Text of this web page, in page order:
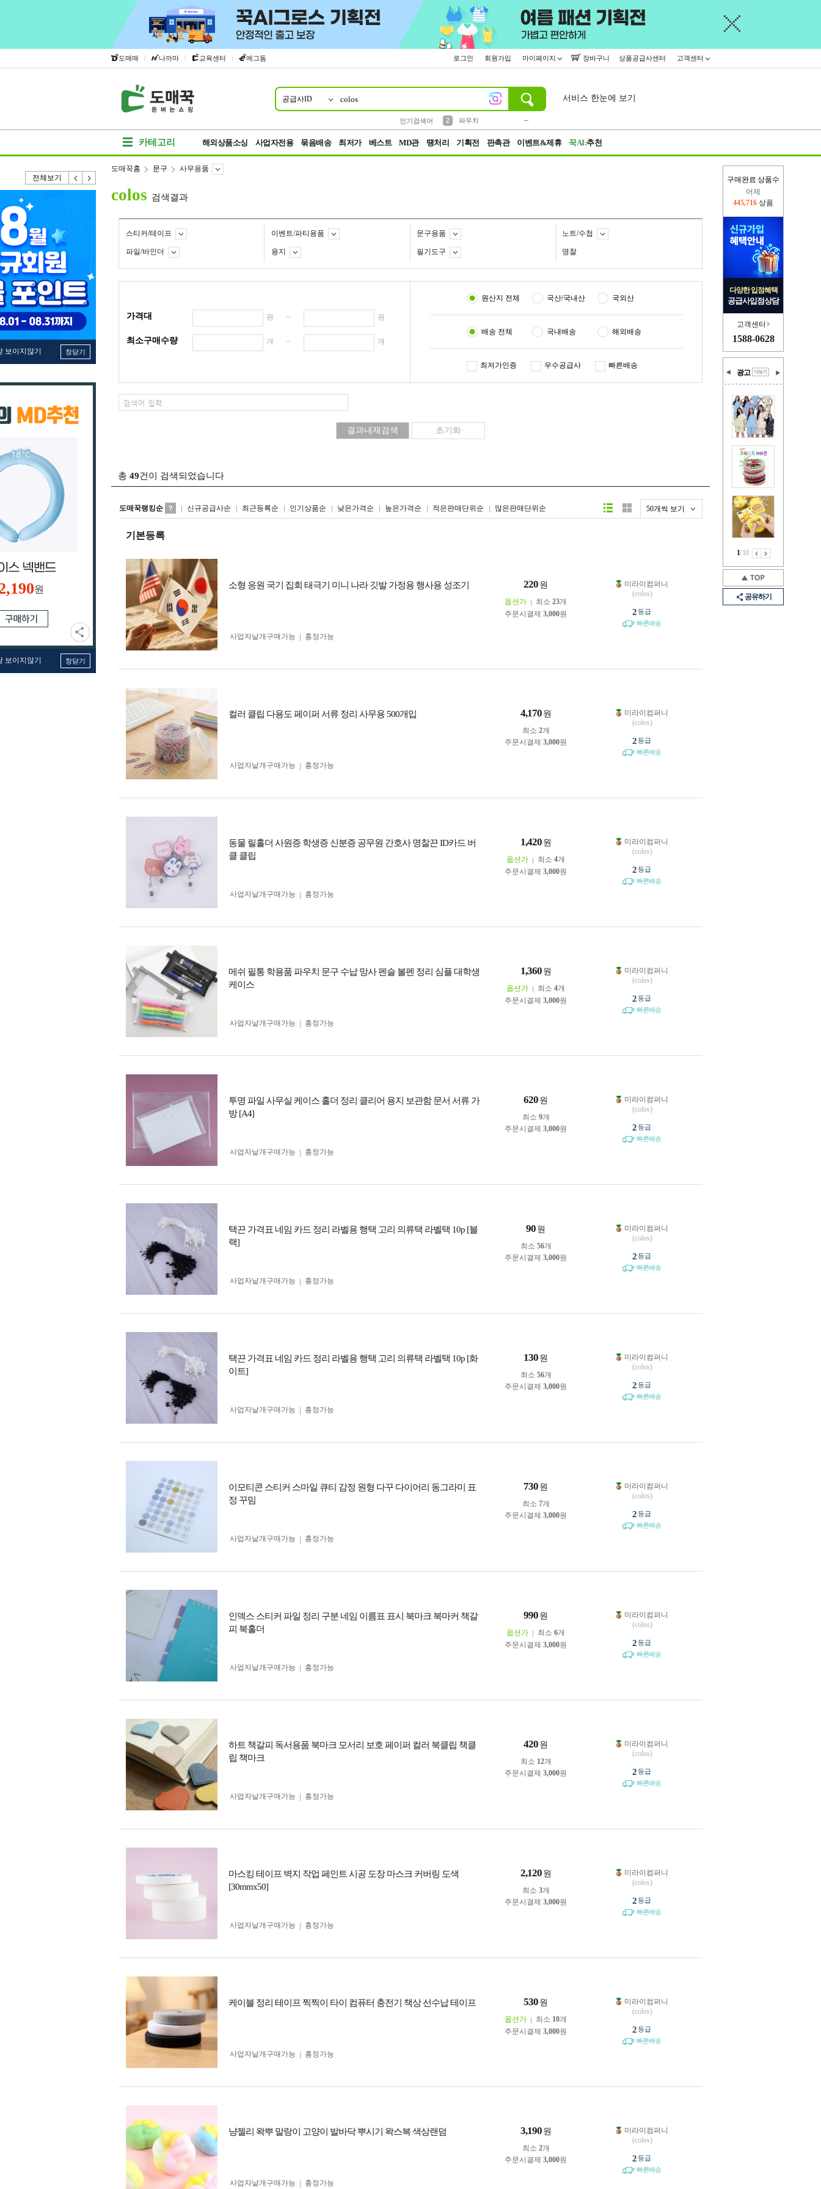
도매매 | 나까마 | 교육센터 | 에그돔 로그인 회원가입 마이페이지 장바구니 상품공급사센터 고객센터
공급사ID
인기검색어
2
파우치
서비스 한눈에 보기
카테고리 해외상품소싱 사업자전용 묶음배송 최저가 베스트 MD관 땡처리 기획전 판촉관 이벤트&제휴 꾹AI:추천
전체보기
보이지않기 창닫기
원
보이지않기 창닫기
구매완료 상품수
오늘(현재)
365,454 상품
다양한 입점혜택
공급사입점상담
고객센터
1588-0628
광고
1/10
공유하기
도매꾹홈 문구 사무용품
colos 검색결과
스티커/테이프 이벤트/파티용품 문구용품 노트/수첩
파일/바인더 용지 필기도구 명찰
가격대 원 ~ 원
최소구매수량 개 ~ 개
원산지 전체 국산/국내산 국외산
배송 전체 국내배송 해외배송
최저가인증 우수공급사 빠른배송
총 49건이 검색되었습니다
도매꾹랭킹순 신규공급사순 최근등록순 인기상품순 낮은가격순 높은가격순 적은판매단위순 많은판매단위순 50개씩 보기
리스트형갤러리형
기본등록
소형 응원 국기 집회 태극기 미니 나라 깃발 가정용 행사용 성조기 220 원
옵션가 최소 23개
주문시결제 3,000원
사업자 낱개구매가능 흥정가능
미라이컴퍼니
(colos)
2등급
빠른배송
컬러 클립 다용도 페이퍼 서류 정리 사무용 500개입 4,170 원
최소 2개
주문시결제 3,000원
사업자 낱개구매가능 흥정가능
미라이컴퍼니
(colos)
2등급
빠른배송
동물 릴홀더 사원증 학생증 신분증 공무원 간호사 명찰끈 ID카드 버
클 클립
1,420 원
옵션가 최소 4개
주문시결제 3,000원
사업자 낱개구매가능 흥정가능
미라이컴퍼니
(colos)
2등급
빠른배송
메쉬 필통 학용품 파우치 문구 수납 망사 펜슬 볼펜 정리 심플 대학생
케이스
1,360 원
옵션가 최소 4개
주문시결제 3,000원
사업자 낱개구매가능 흥정가능
미라이컴퍼니
(colos)
2등급
빠른배송
투명 파일 사무실 케이스 홀더 정리 클리어 용지 보관함 문서 서류 가
방 [A4]
620 원
최소 9개
주문시결제 3,000원
사업자 낱개구매가능 흥정가능
미라이컴퍼니
(colos)
2등급
빠른배송
택끈 가격표 네임 카드 정리 라벨용 행택 고리 의류택 라벨택 10p [블
랙]
90 원
최소 56개
주문시결제 3,000원
사업자 낱개구매가능 흥정가능
미라이컴퍼니
(colos)
2등급
빠른배송
택끈 가격표 네임 카드 정리 라벨용 행택 고리 의류택 라벨택 10p [화
이트]
130 원
최소 56개
주문시결제 3,000원
사업자 낱개구매가능 흥정가능
미라이컴퍼니
(colos)
2등급
빠른배송
이모티콘 스티커 스마일 큐티 감정 원형 다꾸 다이어리 동그라미 표
정 꾸밈
730 원
최소 7개
주문시결제 3,000원
사업자 낱개구매가능 흥정가능
미라이컴퍼니
(colos)
2등급
빠른배송
인덱스 스티커 파일 정리 구분 네임 이름표 표시 북마크 북마커 책갈
피 북홀더
990 원
옵션가 최소 6개
주문시결제 3,000원
사업자 낱개구매가능 흥정가능
미라이컴퍼니
(colos)
2등급
빠른배송
하트 책갈피 독서용품 북마크 모서리 보호 페이퍼 컬러 북클립 책클
립 책마크
420 원
최소 12개
주문시결제 3,000원
사업자 낱개구매가능 흥정가능
미라이컴퍼니
(colos)
2등급
빠른배송
마스킹 테이프 벽지 작업 페인트 시공 도장 마스크 커버링 도색
[30mmx50]
2,120 원
최소 3개
주문시결제 3,000원
사업자 낱개구매가능 흥정가능
미라이컴퍼니
(colos)
2등급
빠른배송
케이블 정리 테이프 찍찍이 타이 컴퓨터 충전기 책상 선수납 테이프 530 원
옵션가 최소 10개
주문시결제 3,000원
사업자 낱개구매가능 흥정가능
미라이컴퍼니
(colos)
2등급
빠른배송
냥젤리 왁뿌 말랑이 고양이 발바닥 뿌시기 왁스복 색상랜덤 3,190 원
최소 2개
주문시결제 3,000원
사업자 낱개구매가능 흥정가능
미라이컴퍼니
(colos)
2등급
빠른배송